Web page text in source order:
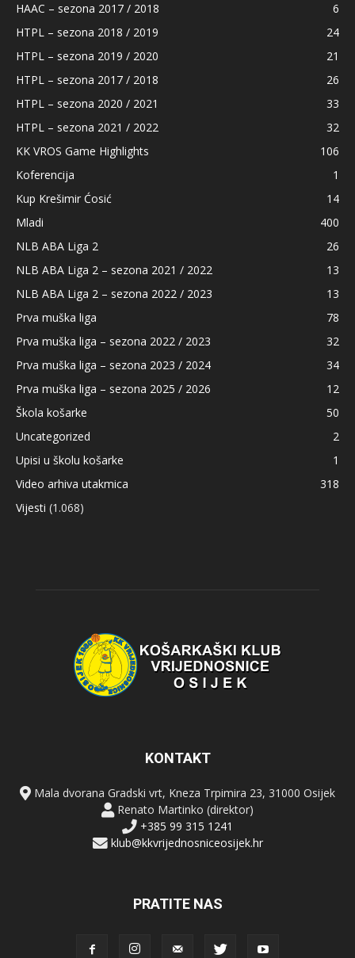
HAAC – sezona 2017 / 2018
6
HTPL – sezona 2018 / 2019
24
HTPL – sezona 2019 / 2020
21
HTPL – sezona 2017 / 2018
26
HTPL – sezona 2020 / 2021
33
HTPL – sezona 2021 / 2022
32
KK VROS Game Highlights
106
Koferencija
1
Kup Krešimir Ćosić
14
Mladi
400
NLB ABA Liga 2
26
NLB ABA Liga 2 – sezona 2021 / 2022
13
NLB ABA Liga 2 – sezona 2022 / 2023
13
Prva muška liga
78
Prva muška liga – sezona 2022 / 2023
32
Prva muška liga – sezona 2023 / 2024
34
Prva muška liga – sezona 2025 / 2026
12
Škola košarke
50
Uncategorized
2
Upisi u školu košarke
1
Video arhiva utakmica
318
Vijesti (1.068)
KONTAKT
Mala dvorana Gradski vrt, Kneza Trpimira 23, 31000 Osijek
Renato Martinko (direktor)
+385 99 315 1241
klub@kkvrijednosniceosijek.hr
PRATITE NAS